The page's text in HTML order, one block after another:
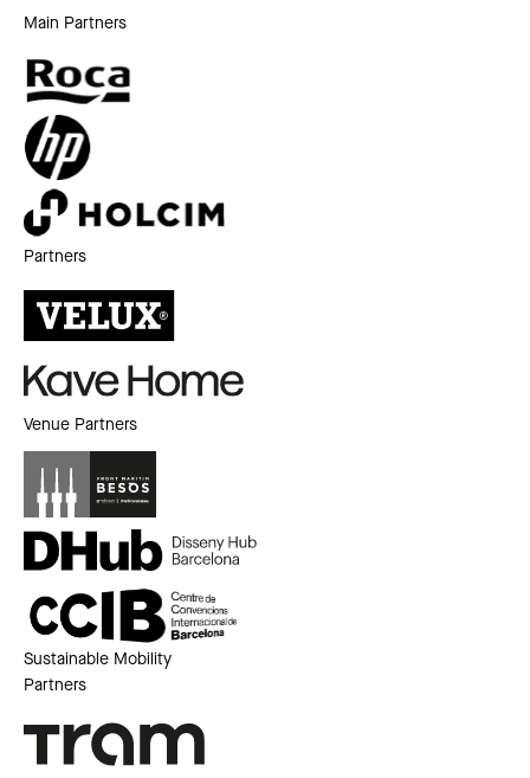
Main Partners
Partners
Venue Partners
Sustainable Mobility
Partners